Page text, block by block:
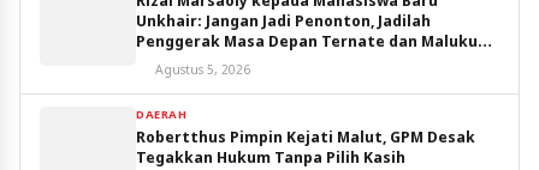
Unkhair: Jangan Jadi Penonton, Jadilah
Penggerak Masa Depan Ternate dan Maluku
Utara
Agustus 5, 2026
DAERAH
Robertthus Pimpin Kejati Malut, GPM Desak
Tegakkan Hukum Tanpa Pilih Kasih